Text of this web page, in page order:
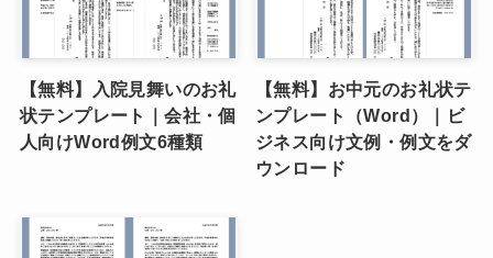
【無料】入院見舞いのお礼
状テンプレート｜会社・個
人向けWord例文6種類
【無料】お中元のお礼状テ
ンプレート（Word）｜ビ
ジネス向け文例・例文をダ
ウンロード